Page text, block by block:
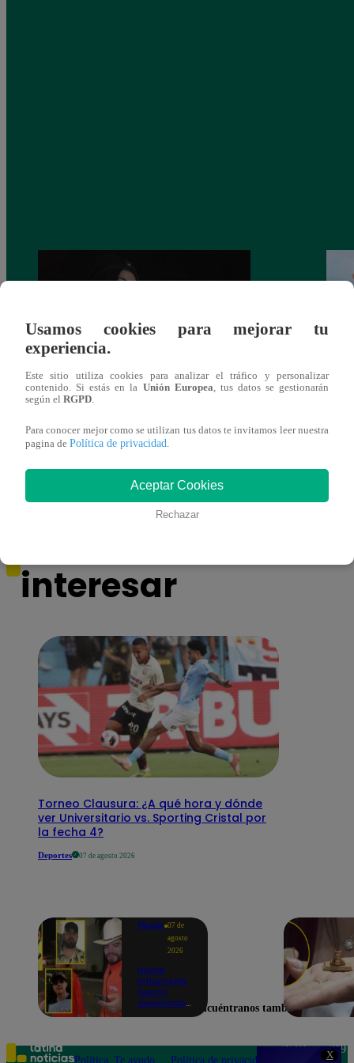
X
¿Yahaira Plasencia y Maritza Rodríguez
interesar
Torneo Clausura: ¿A qué hora y dónde
ver Universitario vs. Sporting Cristal por
la fecha 4?
Deportes 07 de agosto 2026
Mundo 07 de
agosto
2026
Nueve
influencers
fueron
asesinados
el Cártel de
Sinaloa
Usamos cookies para mejorar tu
experiencia.
Este sitio utiliza cookies para analizar el tráfico y personalizar
contenido. Si estás en la Unión Europea, tus datos se gestionarán
según el RGPD.
Para conocer mejor como se utilizan tus datos te invitamos leer nuestra
pagina de Política de privacidad.
Aceptar Cookies
Rechazar
Encuéntranos también en
Política Te ayudo Política de privacidad
Teléfono: 219